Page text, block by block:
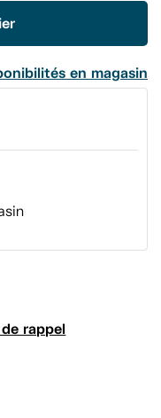
en magasin
rappel